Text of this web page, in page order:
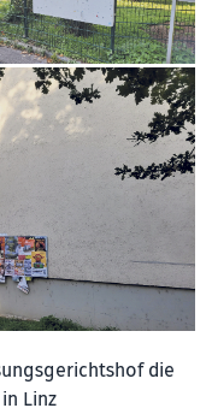
die
Linz